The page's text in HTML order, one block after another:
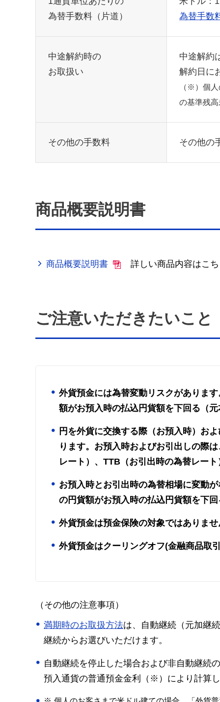
為替手数料（片道）
為替手数
中途解約時の
お取扱い
中途解約
解約日に
（※）個
の基準残
その他の手数料 その他の
商品概要説明書
商品概要説明書 詳しい商品内容はこ
ご注意いただきたいこと
外貨預金には為替変動リスクがありま
額がお預入時の払込円貨額を下回る（
円を外貨に交換する際（お預入時）お
ります。お預入時およびお引出しの際
レート）、TTB（お引出時の為替レー
お預入時とお引出時の為替相場に変動
の円貨額がお預入時の払込円貨額を下
外貨預金は預金保険の対象ではありませ
外貨預金はクーリングオフ(金融商品取
（その他の注意事項）
満期時のお取扱方法は、自動継続（元加継
継続からお選びいただけます。
自動継続を停止した場合および非自動継続
預入通貨の普通預金金利（※）により計算